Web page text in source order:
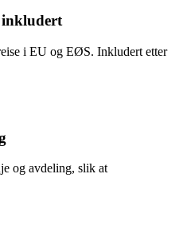
i EU og EØS. Inkludert etter
og avdeling, slik at